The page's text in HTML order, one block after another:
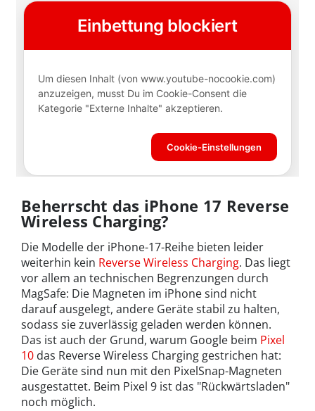
Beherrscht das iPhone 17 Reverse
Wireless Charging?
Die Modelle der iPhone-17-Reihe bieten leider
weiterhin kein Reverse Wireless Charging. Das liegt
vor allem an technischen Begrenzungen durch
MagSafe: Die Magneten im iPhone sind nicht
darauf ausgelegt, andere Geräte stabil zu halten,
sodass sie zuverlässig geladen werden können.
Das ist auch der Grund, warum Google beim Pixel
10 das Reverse Wireless Charging gestrichen hat:
Die Geräte sind nun mit den PixelSnap-Magneten
ausgestattet. Beim Pixel 9 ist das "Rückwärtsladen"
noch möglich.